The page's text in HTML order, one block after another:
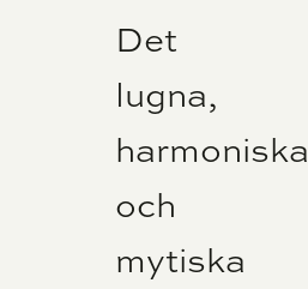
Det
lugna,
harmoniska
och
mytiska